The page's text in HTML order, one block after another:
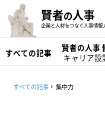
賢者の人事
企業と人材をつなぐ人事情報
すべての記事
賢者の人事
キャリア設
すべての記事 集中力